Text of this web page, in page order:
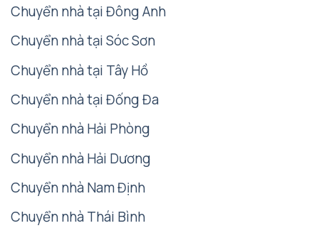
Chuyển nhà tại Đông Anh
Chuyển nhà tại Sóc Sơn
Chuyển nhà tại Tây Hồ
Chuyển nhà tại Đống Đa
Chuyển nhà Hải Phòng
Chuyển nhà Hải Dương
Chuyển nhà Nam Định
Chuyển nhà Thái Bình